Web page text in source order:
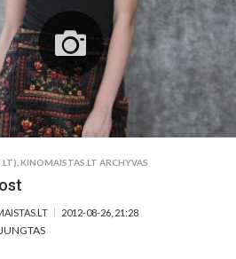
,KINOMAISTAS.LT ARCHYVAS
2012-08-26, 21:28
ĮRAŠE